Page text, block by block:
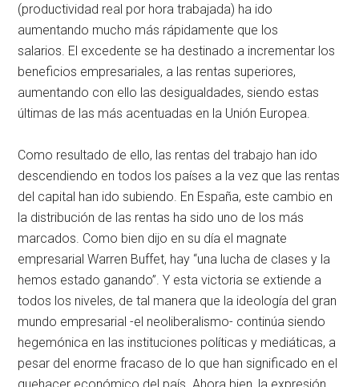
(productividad real por hora trabajada) ha ido
aumentando mucho más rápidamente que los
salarios. El excedente se ha destinado a incrementar los
beneficios empresariales, a las rentas superiores,
aumentando con ello las desigualdades, siendo estas
últimas de las más acentuadas en la Unión Europea.
Como resultado de ello, las rentas del trabajo han ido
descendiendo en todos los países a la vez que las rentas
del capital han ido subiendo. En España, este cambio en
la distribución de las rentas ha sido uno de los más
marcados. Como bien dijo en su día el magnate
empresarial Warren Buffet, hay “una lucha de clases y la
hemos estado ganando”. Y esta victoria se extiende a
todos los niveles, de tal manera que la ideología del gran
mundo empresarial -el neoliberalismo- continúa siendo
hegemónica en las instituciones políticas y mediáticas, a
pesar del enorme fracaso de lo que han significado en el